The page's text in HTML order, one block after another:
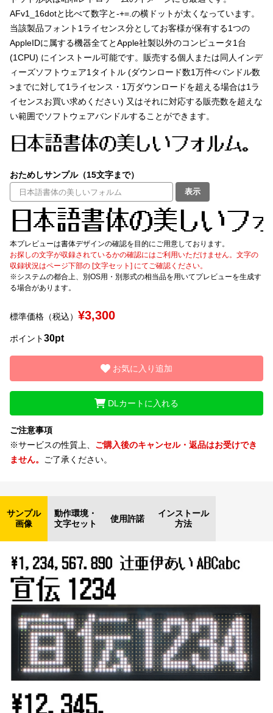
ご利用ガイド
よくあるご質問
お問い合わせ
すべてを表示
太さ・ウェイト
セット or 単体
文字種類
価格帯
〜
リセット 検索
AFv1_16dotと比べて数字と-+=.の横ドットが太くなっています。
当該製品フォント1ライセンス分としてお客様が保有する1つの
AppleIDに属する機器全てとApple社製以外のコンピュータ1台
(1CPU) にインストール可能です。販売する個人または同人インデ
ィーズソフトウェア1タイトル (ダウンロード数1万件<バンドル数
>までに対して1ライセンス・1万ダウンロードを超える場合は1ラ
イセンスお買い求めください) 又はそれに対応する販売数を超えな
い範囲でソフトウェアバンドルすることができます。
おためしサンプル（15文字まで）
表示
本プレビューは書体デザインの確認を目的にご用意しております。
お探しの文字が収録されているかの確認にはご利用いただけません。文字の
収録状況はページ下部の [文字セット] にてご確認ください。
※システムの都合上、別OS用・別形式の相当品を用いてプレビューを生成す
る場合があります。
標準価格（税込） ¥3,300
ポイント30pt
お気に入り追加
DLカートに入れる
ご注意事項
※サービスの性質上、 ご購入後のキャンセル・返品はお受けでき
ません。 ご了承ください。
サンプル
画像
動作環境・
文字セット
使用許諾
インストール
方法